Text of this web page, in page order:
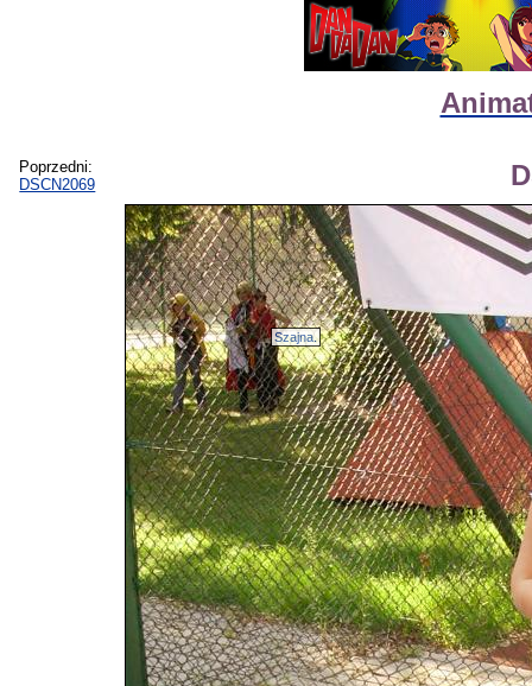
Poprzedni:
DSCN2069
Szajna.